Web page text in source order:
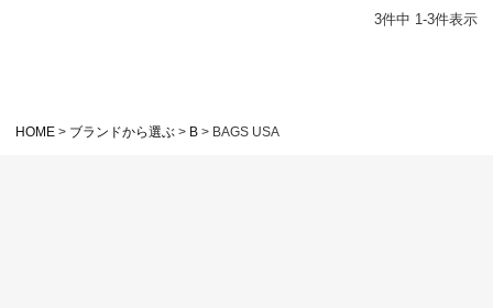
3件中 1-3件表示
HOME ブランドから選ぶ B BAGS USA